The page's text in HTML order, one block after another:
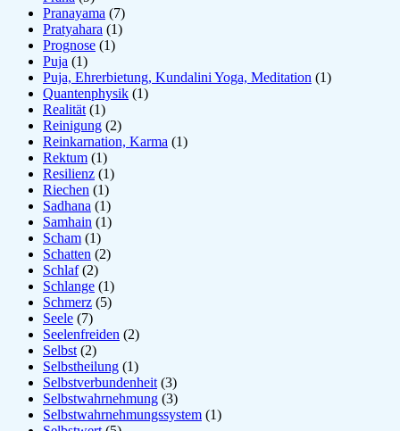
Pranayama (7)
Pratyahara (1)
Prognose (1)
Puja (1)
Puja, Ehrerbietung, Kundalini Yoga, Meditation (1)
Quantenphysik (1)
Realität (1)
Reinigung (2)
Reinkarnation, Karma (1)
Rektum (1)
Resilienz (1)
Riechen (1)
Sadhana (1)
Samhain (1)
Scham (1)
Schatten (2)
Schlaf(2)
Schlange (1)
Schmerz (5)
Seele (7)
Seelenfreiden (2)
Selbst (2)
Selbstheilung (1)
Selbstverbundenheit (3)
Selbstwahrnehmung (3)
Selbstwahrnehmungssystem (1)